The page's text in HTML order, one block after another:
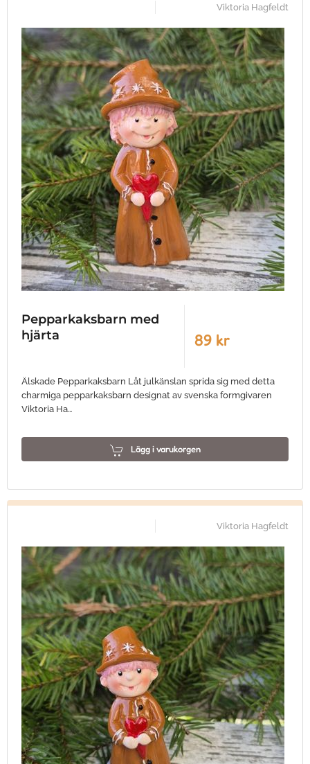
Viktoria Hagfeldt
Pepparkaksbarn med
hjärta
89 kr
Älskade Pepparkaksbarn Låt julkänslan sprida sig med detta
charmiga pepparkaksbarn designat av svenska formgivaren
Viktoria Ha…
Lägg i varukorgen
Viktoria Hagfeldt